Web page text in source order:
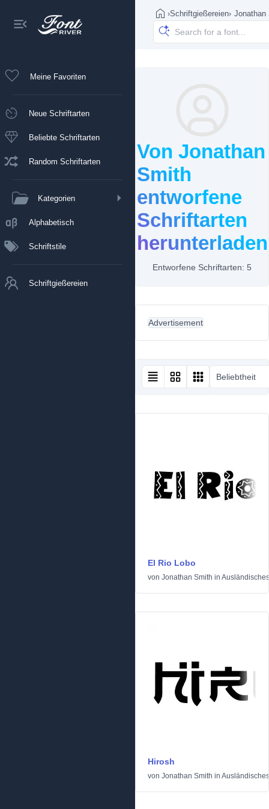
Meine Favoriten
Neue Schriftarten
Beliebte Schriftarten
Random Schriftarten
Kategorien
Alphabetisch
Schriftstile
Schriftgießereien
›Schriftgießereien› Jonathan
Von Jonathan
Smith
entworfene
Schriftarten
herunterladen
Entworfene Schriftarten: 5
Advertisement
Beliebtheit
El Rio Lobo
von Jonathan Smith in Ausländisches
Hirosh
von Jonathan Smith in Ausländisches